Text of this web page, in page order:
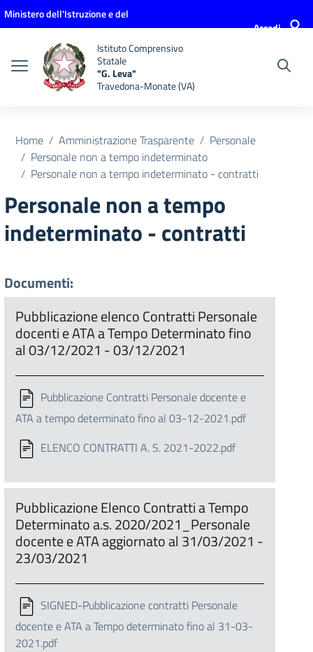
Vai ai contenuti
Vai al menu di navigazione
Vai al footer
Ministero dell'Istruzione e del
Accedi
Istituto Comprensivo
Statale
"G. Leva"
Travedona-Monate (VA)
Home Amministrazione Trasparente
Personale
Personale non a tempo indeterminato
Personale non a tempo indeterminato - contratti
Personale non a tempo
indeterminato - contratti
Documenti:
Pubblicazione elenco Contratti Personale
docenti e ATA a Tempo Determinato fino
al 03/12/2021 - 03/12/2021
Pubblicazione Contratti Personale docente e
ATA a tempo determinato fino al 03-12-2021.pdf
ELENCO CONTRATTI A. S. 2021-2022.pdf
Pubblicazione Elenco Contratti a Tempo
Determinato a.s. 2020/2021_Personale
docente e ATA aggiornato al 31/03/2021 -
23/03/2021
SIGNED-Pubblicazione contratti Personale
docente e ATA a Tempo determinato fino al 31-03-
2021.pdf